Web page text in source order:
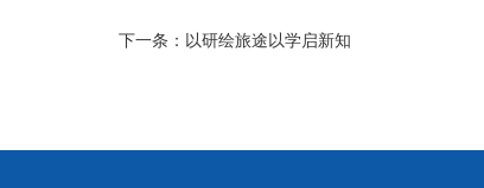
下一条： 以研绘旅途以学启新知